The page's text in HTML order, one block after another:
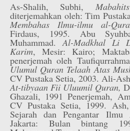
As-Shalih, Subhi,
diterjemahkan oleh: Tim
Membahas Ilmu-ilmu al-
Firdaus, 1995. Abu
Muhammad.Al-Madkhal Li
Karim, Mesir: Kairo;
penerjemah oleh
Ulumul Quran Telaah Atas
CV Pustaka Setia, 2003. Ali-
At-tibyaan Fii Uluumil Quran,
Ghazali, 1991 Penerjemah,
CV Pustaka Setia, 1999.
Sejarah dan Pengantar
Jakarta: Bulan bintang